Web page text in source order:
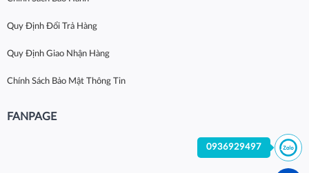
Quy Định Đổi Trả Hàng
Quy Định Giao Nhận Hàng
Chính Sách Bảo Mật Thông Tin
FANPAGE
0936929497